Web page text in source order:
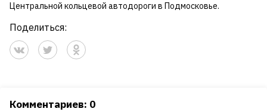
Центральной кольцевой автодороги в Подмосковье.
Поделиться:
Комментариев: 0